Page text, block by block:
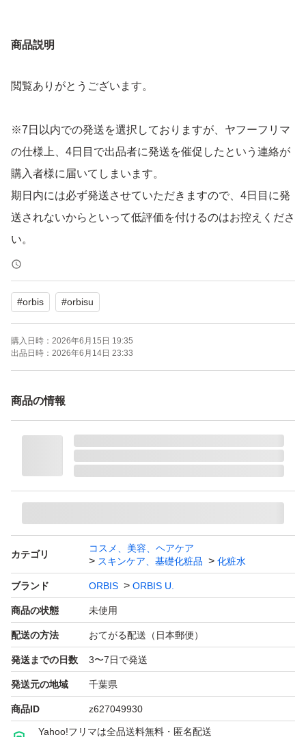
商品説明
閲覧ありがとうございます。
※7日以内での発送を選択しておりますが、ヤフーフリマ
の仕様上、4日目で出品者に発送を催促したという連絡が
購入者様に届いてしまいます。
期日内には必ず発送させていただきますので、4日目に発
送されないからといって低評価を付けるのはお控えくださ
い。
リニューアルしたオルビスユー ドット エッセンスローシ
ョン つめかえ用、商品番号9012、定価3,410円、26年4月
購入分です。
まとめて購入しているため、製造番号が画像と異なる場合
がございます。
れて発送しますので、ご了承いただける方のご購入をお願
+300円でプチプチ梱包、宅急便コンパクトでの発送可能
です。
★在庫複数ございます。
★お値下げはご遠慮ください。
詰め替え用
詰替え用
詰替用
#orbis #orbisu
購入日時： 2026年6月15日 19:35
出品日時： 2026年6月14日 23:33
商品の情報
カテゴリ
コスメ、美容、ヘアケア
スキンケア、基礎化粧品
化粧水
ブランド ORBIS ORBIS U.
商品の状態 未使用
配送の方法 おてがる配送（日本郵便）
発送までの日数 3〜7日で発送
発送元の地域 千葉県
商品ID z627049930
Yahoo!フリマは全品送料無料・匿名配送